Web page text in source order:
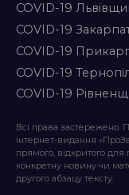
COVID-19
COVID-19
COVID-19
COVID-19
COVID-19
Всі права застережено.
інтернет-видання
прямого, відкритого
конкретну новину чи
другого абзацу тексту.